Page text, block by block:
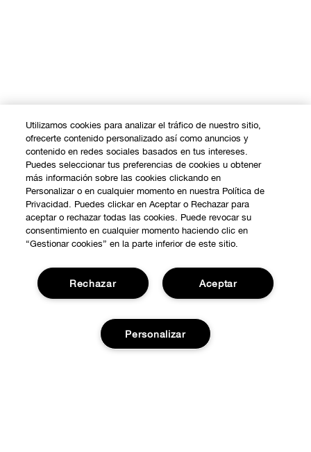
COMPRAR
SOBRE NOSOTROS
Utilizamos cookies para analizar el tráfico de nuestro sitio,
ofrecerte contenido personalizado así como anuncios y
contenido en redes sociales basados en tus intereses.
Puedes seleccionar tus preferencias de cookies u obtener
más información sobre las cookies clickando en
Personalizar o en cualquier momento en nuestra Política de
Privacidad. Puedes clickar en Aceptar o Rechazar para
aceptar o rechazar todas las cookies. Puede revocar su
consentimiento en cualquier momento haciendo clic en
“Gestionar cookies” en la parte inferior de este sitio.
Aceptar
Rechazar
Personalizar